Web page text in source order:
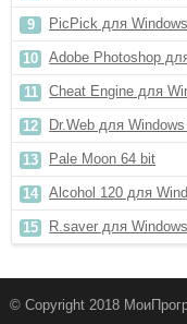
PicPick для
Adobe Photoshop
Cheat Engine для
Dr.Web для
Pale Moon 64 bit
Alcohol 120 для
R.saver для
© Copyright 2018